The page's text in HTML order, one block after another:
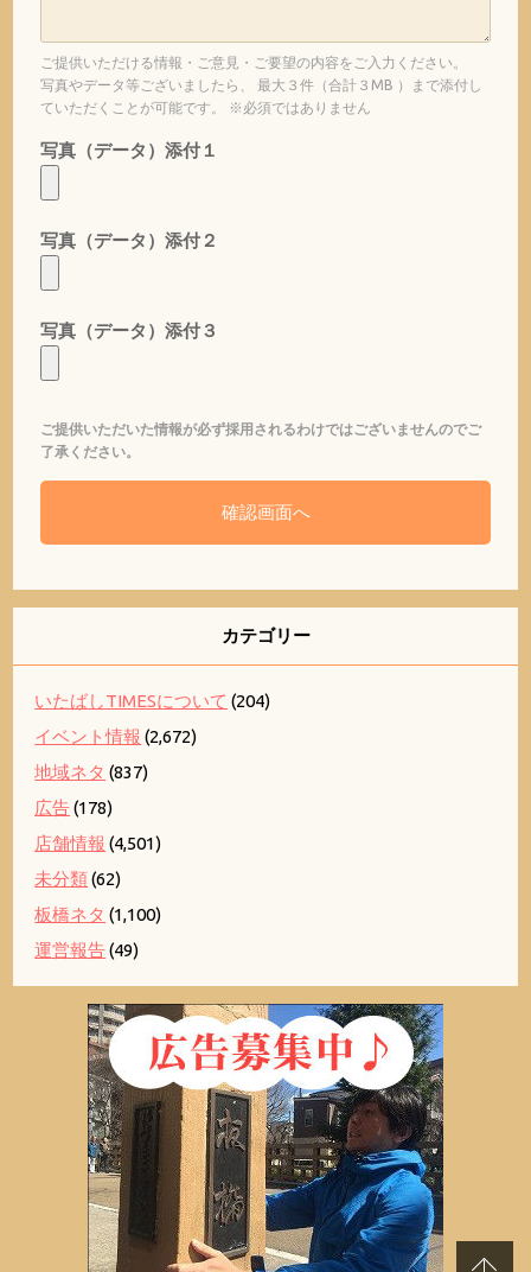
ご提供いただける情報・ご意見・ご要望の内容をご入力ください。
写真やデータ等ございましたら、 最大３件（合計３MB ）まで添付し
ていただくことが可能です。 ※必須ではありません
写真（データ）添付１
写真（データ）添付２
写真（データ）添付３
ご提供いただいた情報が必ず採用されるわけではございませんのでご
了承ください。
カテゴリー
いたばしTIMESについて (204)
イベント情報 (2,672)
地域ネタ (837)
広告(178)
店舗情報 (4,501)
未分類(62)
板橋ネタ (1,100)
運営報告(49)